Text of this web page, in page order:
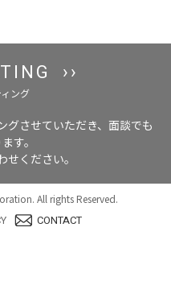
ング
グさせていただき、面談でも
す。
せください。
All rights Reserved.
CONTACT